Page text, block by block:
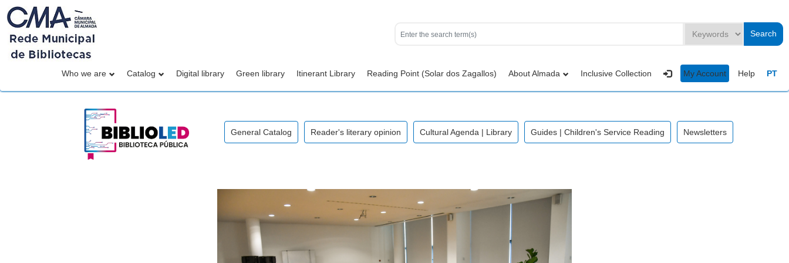
Who we are Catalog Digital library Green library Itinerant Library Reading Point (Solar dos Zagallos) About Almada Inclusive Collection My Account Help PT
General Catalog Reader's literary opinion Cultural Agenda | Library Guides | Children's Service Reading Newsletters